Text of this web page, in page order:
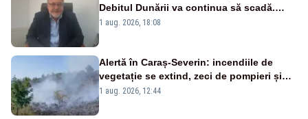
Debitul Dunării va continua să scadă.
Cernavodă s-ar putea închide în 4 zile
1 aug. 2026, 18:08
Alertă în Caraș-Severin: incendiile de
vegetație se extind, zeci de pompieri și
silvicultori se luptă cu flăcările - VIDEO
1 aug. 2026, 12:44